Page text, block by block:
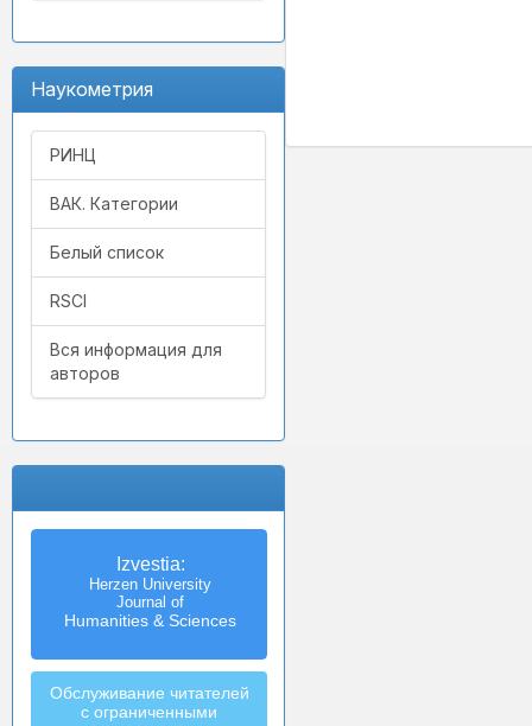
Наукометрия
РИНЦ
ВАК. Категории
Белый список
RSCI
Вся информация для
авторов
Izvestia:
Herzen University
Journal of
Humanities & Sciences
Обслуживание читателей
с ограниченными